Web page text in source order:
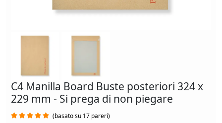
C4 Manilla Board Buste posteriori 324 x
229 mm - Si prega di non piegare
(basato su 17 pareri)